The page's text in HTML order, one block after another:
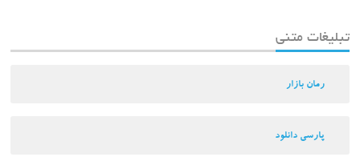
تبلیغات متنی
رمان بازار
پارسی دانلود